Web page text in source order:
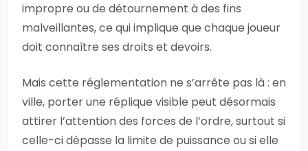
impropre ou de détournement à des fins
malveillantes, ce qui implique que chaque joueur
doit connaître ses droits et devoirs.
Mais cette réglementation ne s’arrête pas là : en
ville, porter une réplique visible peut désormais
attirer l’attention des forces de l’ordre, surtout si
celle-ci dépasse la limite de puissance ou si elle